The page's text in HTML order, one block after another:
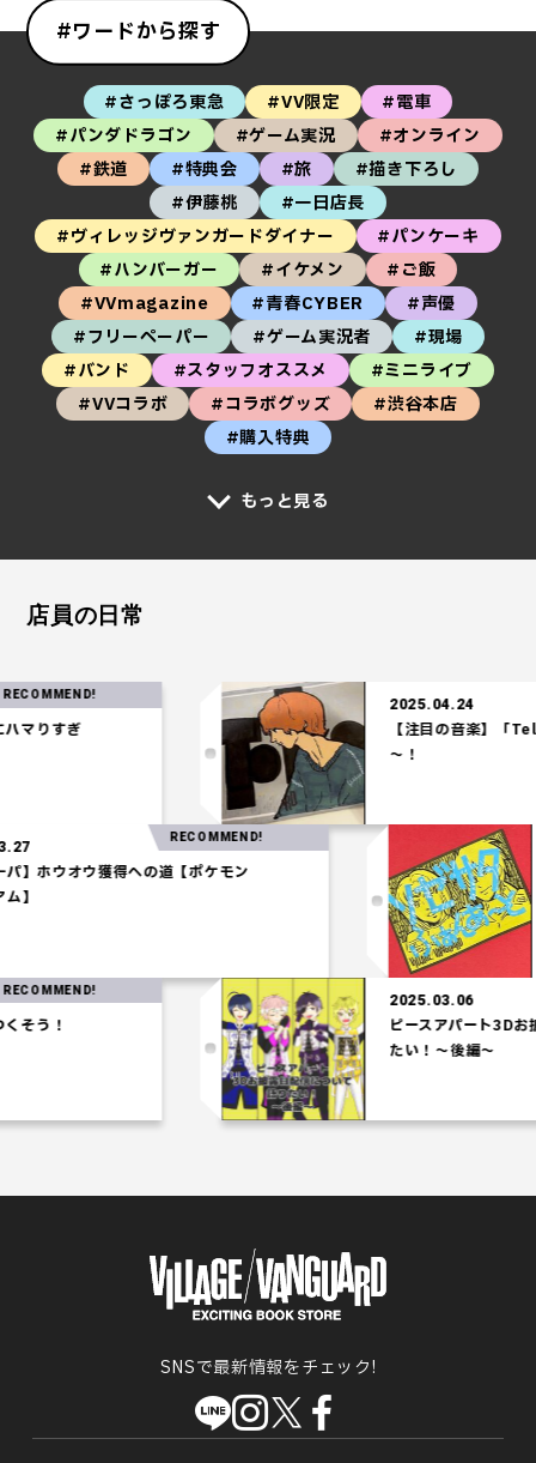
#ワードから探す
#さっぽろ東急 #VV限定
#電車
#パンダドラゴン
#ゲーム実況
#オンライン
#鉄道
#特典会 #旅
#描き下ろし
#伊藤桃
#一日店長
#ヴィレッジヴァンガードダイナー
#パンケーキ
#ハンバーガー
#イケメン
#ご飯
#VVmagazine
#青春CYBER
#声優
#フリーペーパー
#ゲーム実況者
#現場
#バンド
#スタッフオススメ
#ミニライブ
#VVコラボ
#コラボグッズ
#渋谷本店
#購入特典
もっと見る
店員の日常
すぎ
2025.04.24
【注目の音楽】「Tele」
～！
統一パ】ホウオウ獲得への道【ポケモン
シアム】
RECOMMEND!
う！
2025.03.06
ピースアパート3Dお披露
たい！～後編～
SNSで最新情報をチェック!